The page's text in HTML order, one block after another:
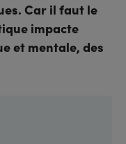
Car il faut le
impacte
et mentale, des